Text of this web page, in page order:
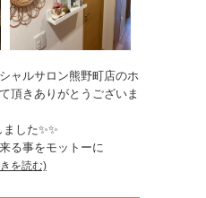
ャルサロン熊野町店のホ
頂きありがとうございま
した✨✨
る事をモットーに
を読む)